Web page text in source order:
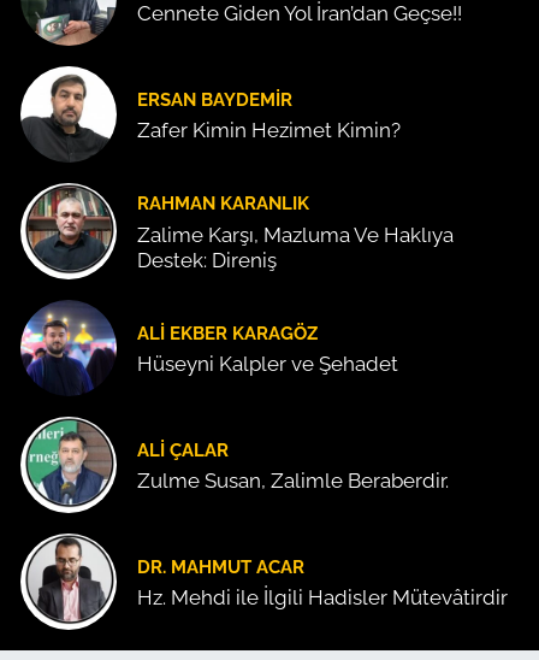
Cennete Giden Yol İran’dan Geçse!!
ERSAN BAYDEMIR
Zafer Kimin Hezimet Kimin?
RAHMAN KARANLIK
Zalime Karşı, Mazluma Ve Haklıya
Destek: Direniş
ALI EKBER KARAGÖZ
Hüseyni Kalpler ve Şehadet
ALI ÇALAR
Zulme Susan, Zalimle Beraberdir.
DR. MAHMUT ACAR
Hz. Mehdi ile İlgili Hadisler Mütevâtirdir